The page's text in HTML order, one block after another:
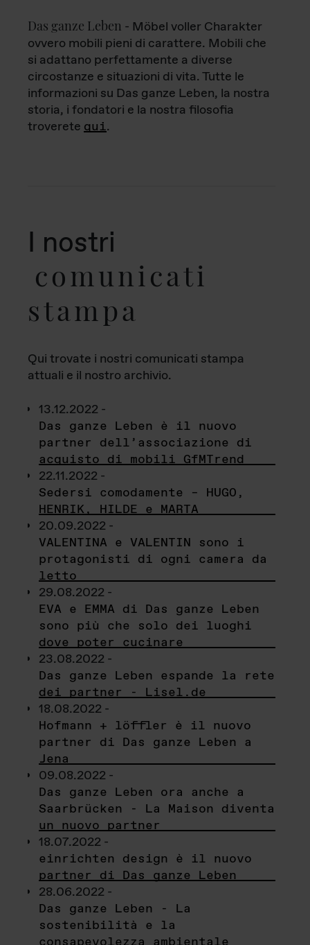
Das ganze Leben - Möbel voller Charakter
ovvero mobili pieni di carattere. Mobili che
si adattano perfettamente a diverse
circostanze e situazioni di vita. Tutte le
informazioni su Das ganze Leben, la nostra
storia, i fondatori e la nostra filosofia
troverete qui.
I nostri
comunicati
stampa
Qui trovate i nostri comunicati stampa
attuali e il nostro archivio.
13.12.2022 -
Das ganze Leben è il nuovo
partner dell’associazione di
acquisto di mobili GfMTrend
22.11.2022 -
Sedersi comodamente – HUGO,
HENRIK, HILDE e MARTA
20.09.2022 -
VALENTINA e VALENTIN sono i
protagonisti di ogni camera da
letto
29.08.2022 -
EVA e EMMA di Das ganze Leben
sono più che solo dei luoghi
dove poter cucinare
23.08.2022 -
Das ganze Leben espande la rete
dei partner - Lisel.de
18.08.2022 -
Hofmann + löffler è il nuovo
partner di Das ganze Leben a
Jena
09.08.2022 -
Das ganze Leben ora anche a
Saarbrücken - La Maison diventa
un nuovo partner
18.07.2022 -
einrichten design è il nuovo
partner di Das ganze Leben
28.06.2022 -
Das ganze Leben - La
sostenibilità e la
consapevolezza ambientale